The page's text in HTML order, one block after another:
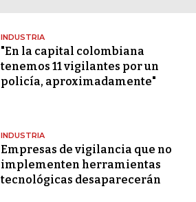
INDUSTRIA
"En la capital colombiana
tenemos 11 vigilantes por un
policía, aproximadamente"
INDUSTRIA
Empresas de vigilancia que no
implementen herramientas
tecnológicas desaparecerán